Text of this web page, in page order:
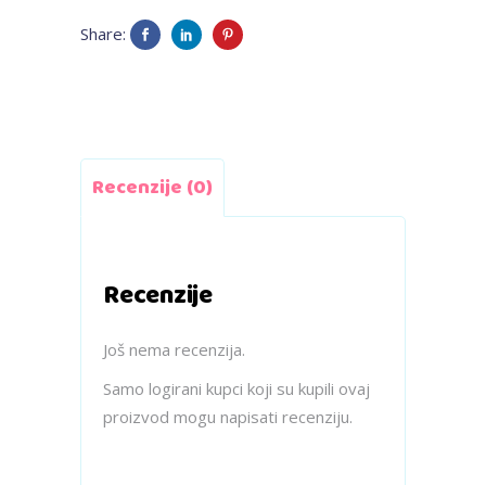
Share:
Recenzije (0)
Recenzije
Još nema recenzija.
Samo logirani kupci koji su kupili ovaj
proizvod mogu napisati recenziju.